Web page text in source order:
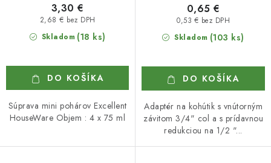
Skladom (18 ks)
2,68 € bez DPH
3,30 €
DO KOŠÍKA
Súprava mini pohárov Excellent
HouseWare Objem : 4 x 75 ml
Skladom (103 ks)
0,53 € bez DPH
0,65 €
DO KOŠÍKA
Adaptér na kohútik s vnútorným
závitom 3/4" col a s prídavnou
redukciou na 1/2 "...